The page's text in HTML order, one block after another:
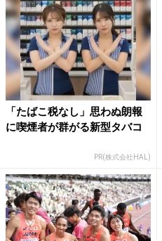
「たばこ税なし」思わぬ朗報
に喫煙者が群がる新型タバコ
PR(株式会社HAL)